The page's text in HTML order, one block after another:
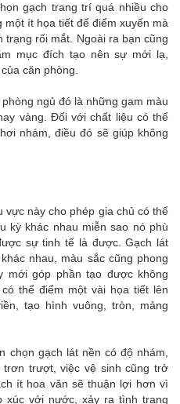
gạch trang trí quá nhiều cho
ít họa tiết để điểm xuyến mà
rối mắt. Ngoài ra bạn cũng
mục đích tạo nên sự mới lạ,
căn phòng.
ngủ đó là những gam màu
vàng. Đối với chất liệu có thể
nhám, điều đó sẽ giúp không
vực này cho phép gia chủ có thể
kỳ khác nhau miễn sao nó phù
sự tinh tế là được. Gạch lát
nhau, màu sắc cũng phong
mới góp phần tạo được không
thể điểm một vài họa tiết lên
tạo hình vuông, tròn, mảng
chọn gạch lát nền có độ nhám,
trượt, việc vệ sinh cũng trở
ít hoa văn sẽ thuận lợi hơn vì
xúc với nước, xảy ra tình trạng